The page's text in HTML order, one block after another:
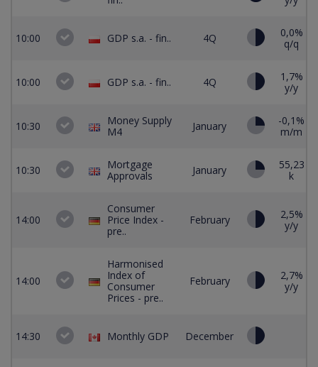
10:00 GDP s.a. - fin.. 4Q
0,0%
q/q
10:00 GDP s.a. - fin.. 4Q
1,7%
y/y
10:30
Money Supply
M4
January
-0,1%
m/m
10:30
Mortgage
Approvals
January
55,23
k
14:00
Consumer
Price Index -
pre..
February
2,5%
y/y
14:00
Harmonised
Index of
Consumer
Prices - pre..
February
2,7%
y/y
14:30 Monthly GDP December